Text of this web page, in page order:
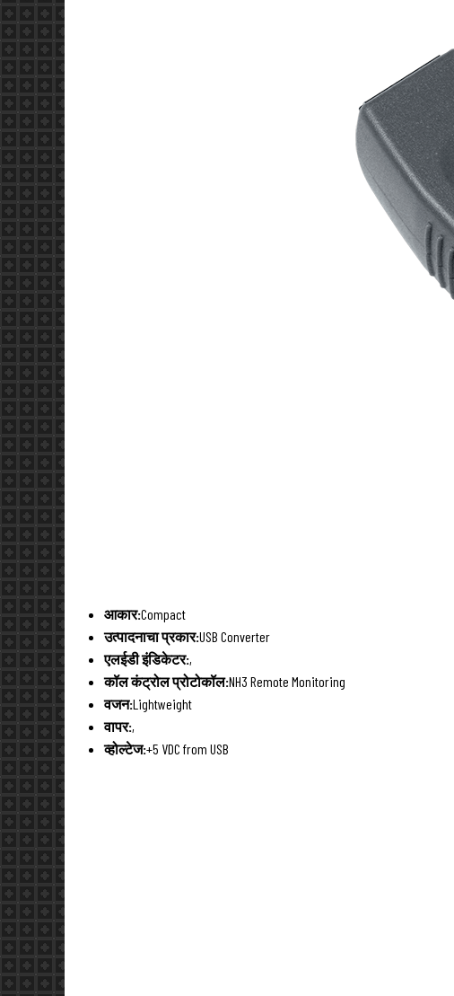
आकार:Compact
उत्पादनाचा प्रकार:USB Converter
एलईडी इंडिकेटर:,
कॉल कंट्रोल प्रोटोकॉल:NH3 Remote Monitoring
वजन:Lightweight
वापर:,
व्होल्टेज:+5 VDC from USB